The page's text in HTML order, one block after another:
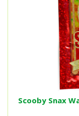
Scooby Snax